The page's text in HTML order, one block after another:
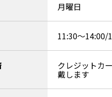
月曜日
11:30〜14:00/
クレジットカ
戴します